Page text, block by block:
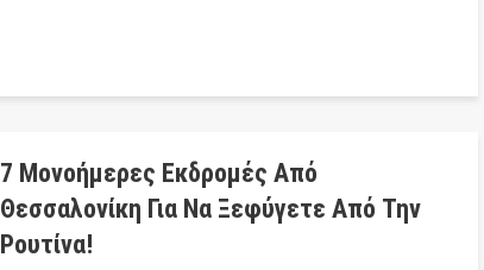
7 Μονοήμερες Εκδρομές Από
Θεσσαλονίκη Για Να Ξεφύγετε Από Την
Ρουτίνα!